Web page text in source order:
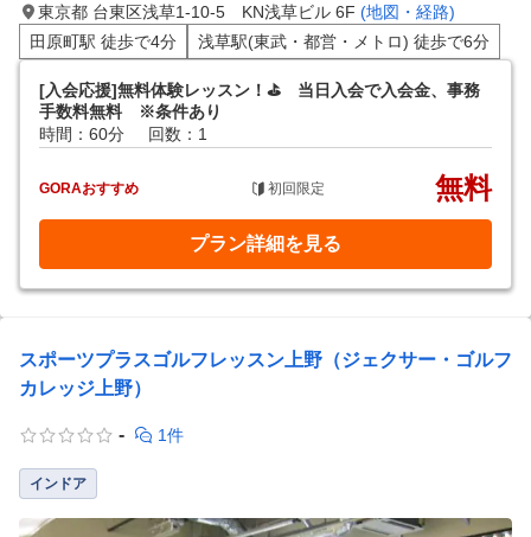
東京都 台東区浅草1-10-5 KN浅草ビル 6F (地図・経路)
田原町駅 徒歩で4分
浅草駅(東武・都営・メトロ) 徒歩で6分
[入会応援]無料体験レッスン！⛳️ 当日入会で入会金、事務
手数料無料 ※条件あり
時間：60分
回数：1
GORAおすすめ 初回限定 無料
プラン詳細を見る
スポーツプラスゴルフレッスン上野（ジェクサー・ゴルフ
カレッジ上野）
- 1件
インドア